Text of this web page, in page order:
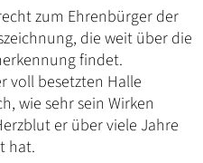
zum Ehrenbürger der
die weit über die
findet.
voll besetzten Halle
wie sehr sein Wirken
er über viele Jahre
hat.